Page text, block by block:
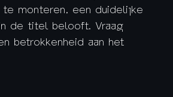
monteren, een duidelijke
de titel belooft. Vraag
betrokkenheid aan het